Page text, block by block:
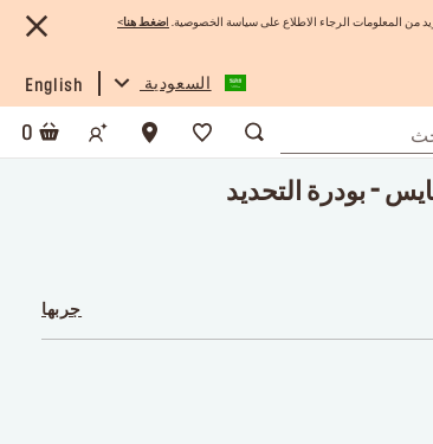
من المعلومات الرجاء الاطلاع على سياسة الخصوصية. ضغط هنا >
السعودية English
0
- بودرة التحديد
جربها